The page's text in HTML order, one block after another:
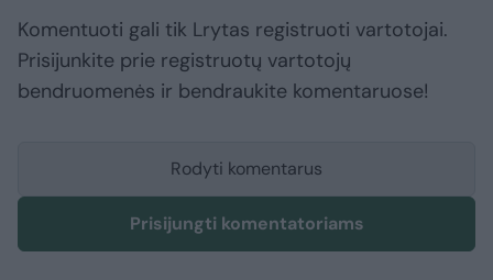
Komentuoti gali tik Lrytas registruoti vartotojai.
Prisijunkite prie registruotų vartotojų
bendruomenės ir bendraukite komentaruose!
Rodyti komentarus
Prisijungti komentatoriams